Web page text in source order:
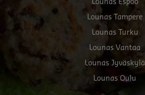
Lounas Espoo
Lounas Tampere
Lounas Turku
Lounas Vantaa
Lounas Jyväskylä
Lounas Oulu